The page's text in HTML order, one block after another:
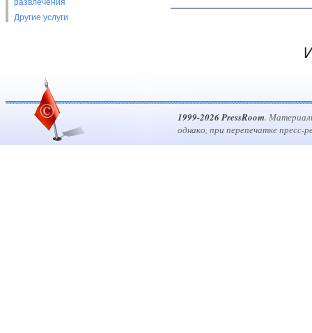
развлечения
Другие услуги
1999-2026 PressRoom.
однако, при перепечатке пресс-